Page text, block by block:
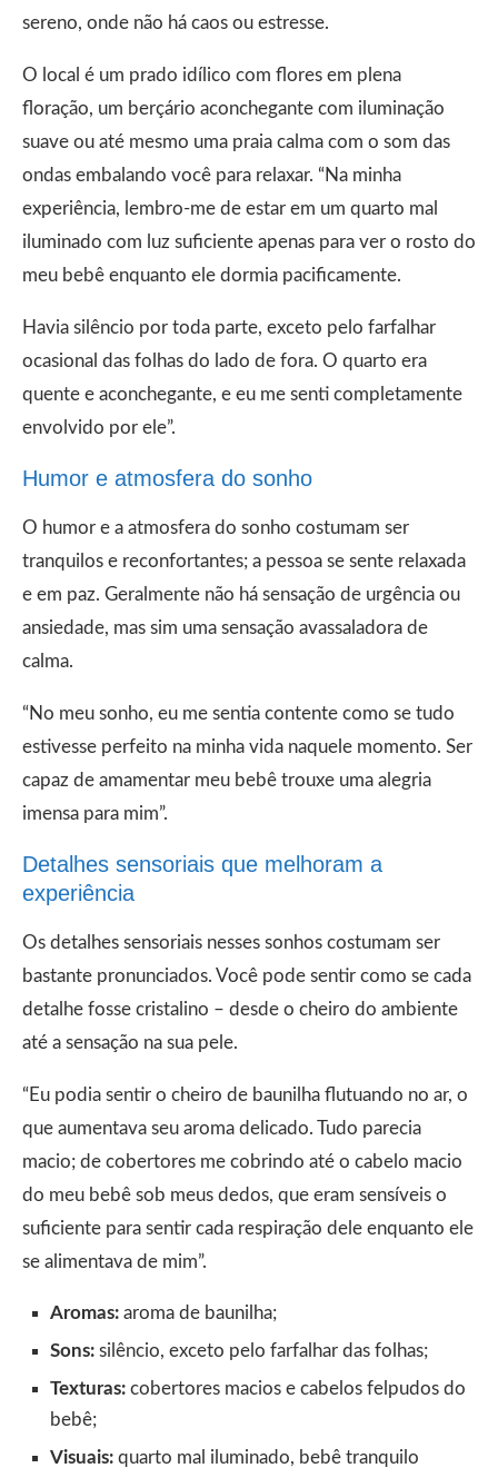
sereno, onde não há caos ou estresse.
O local é um prado idílico com flores em plena
floração, um berçário aconchegante com iluminação
suave ou até mesmo uma praia calma com o som das
ondas embalando você para relaxar. “Na minha
experiência, lembro-me de estar em um quarto mal
iluminado com luz suficiente apenas para ver o rosto do
meu bebê enquanto ele dormia pacificamente.
Havia silêncio por toda parte, exceto pelo farfalhar
ocasional das folhas do lado de fora. O quarto era
quente e aconchegante, e eu me senti completamente
envolvido por ele”.
Humor e atmosfera do sonho
O humor e a atmosfera do sonho costumam ser
tranquilos e reconfortantes; a pessoa se sente relaxada
e em paz. Geralmente não há sensação de urgência ou
ansiedade, mas sim uma sensação avassaladora de
calma.
“No meu sonho, eu me sentia contente como se tudo
estivesse perfeito na minha vida naquele momento. Ser
capaz de amamentar meu bebê trouxe uma alegria
imensa para mim”.
Detalhes sensoriais que melhoram a
experiência
Os detalhes sensoriais nesses sonhos costumam ser
bastante pronunciados. Você pode sentir como se cada
detalhe fosse cristalino – desde o cheiro do ambiente
até a sensação na sua pele.
“Eu podia sentir o cheiro de baunilha flutuando no ar, o
que aumentava seu aroma delicado. Tudo parecia
macio; de cobertores me cobrindo até o cabelo macio
do meu bebê sob meus dedos, que eram sensíveis o
suficiente para sentir cada respiração dele enquanto ele
se alimentava de mim”.
Aromas: aroma de baunilha;
Sons: silêncio, exceto pelo farfalhar das folhas;
Texturas: cobertores macios e cabelos felpudos do
bebê;
Visuais: quarto mal iluminado, bebê tranquilo